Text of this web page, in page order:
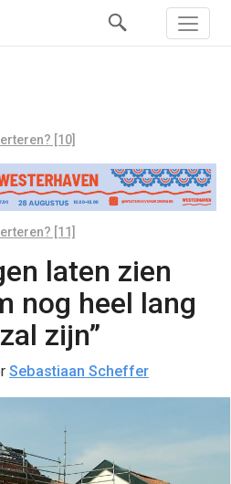
[10]
[11]
laten zien
nog heel lang
zijn”
Sebastiaan Scheffer